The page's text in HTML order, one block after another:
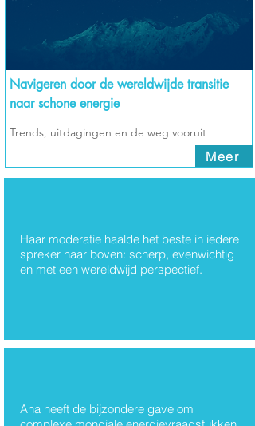
Navigeren door de wereldwijde transitie
naar schone energie
Trends, uitdagingen en de weg vooruit
Meer
Thema's
Ana Rovzar
Haar moderatie haalde het beste in iedere
spreker naar boven: scherp, evenwichtig
en met een wereldwijd perspectief.
Ana heeft de bijzondere gave om